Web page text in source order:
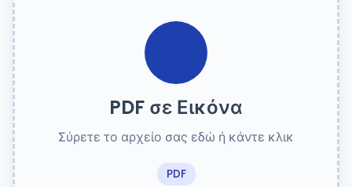
PDF σε Εικόνα
Σύρετε το αρχείο σας εδώ ή κάντε κλικ
PDF